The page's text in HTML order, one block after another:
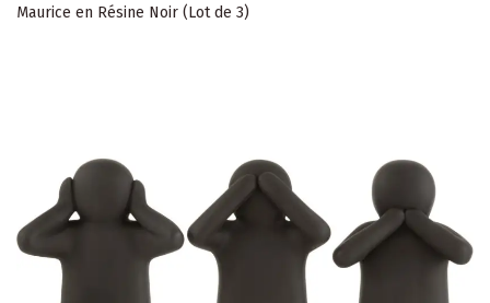
Maurice en Résine Noir (Lot de 3)